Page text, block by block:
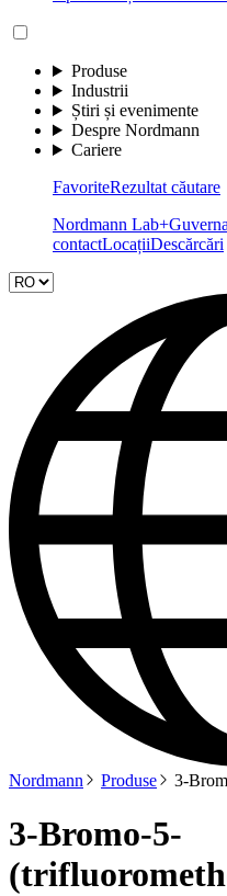
Produse
Industrii
Știri și evenimente
Despre Nordmann
Cariere
FavoriteRezultat căutare
Nordmann Lab+
contactLocațiiDescărcări
Nordmann Produse 3-
3-Bromo-5-